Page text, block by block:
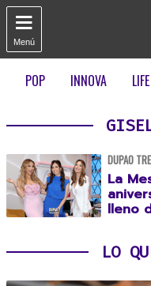

Menú
POP INNOVA LIFE
DUPAO
La
lleno
LO